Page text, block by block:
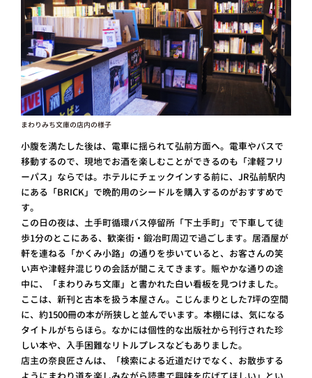
まわりみち文庫の店内の様子
小腹を満たした後は、電車に揺られて弘前方面へ。電車やバスで
移動するので、現地でお酒を楽しむことができるのも「津軽フリ
ーパス」ならでは。ホテルにチェックインする前に、JR弘前駅内
にある「BRICK」で晩酌用のシードルを購入するのがおすすめで
す。
この日の夜は、土手町循環バス停留所「下土手町」で下車して徒
歩1分のとこにある、歓楽街・鍛冶町周辺で過ごします。居酒屋が
軒を連ねる「かくみ小路」の通りを歩いていると、お客さんの笑
い声や津軽弁混じりの会話が聞こえてきます。賑やかな通りの途
中に、「まわりみち文庫」と書かれた白い看板を見つけました。
ここは、新刊と古本を扱う本屋さん。こじんまりとした7坪の空間
に、約1500冊の本が所狭しと並んでいます。本棚には、気になる
タイトルがちらほら。なかには個性的な出版社から刊行された珍
しい本や、入手困難なリトルプレスなどもありました。
店主の奈良匠さんは、「検索による近道だけでなく、お散歩する